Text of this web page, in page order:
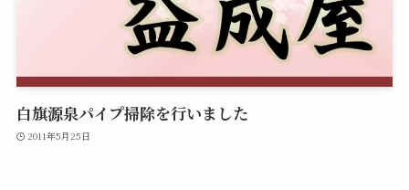
白旗源泉パイプ掃除を行いました
2011年5月25日